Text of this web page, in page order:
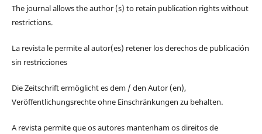
The journal allows the author (s) to retain publication rights without
restrictions.
La revista le permite al autor(es) retener los derechos de publicación
sin restricciones
Die Zeitschrift ermöglicht es dem / den Autor (en),
Veröffentlichungsrechte ohne Einschränkungen zu behalten.
A revista permite que os autores mantenham os direitos de